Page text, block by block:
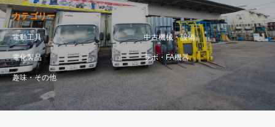
カテゴリー
電動工具 中古機械・設備
電化製品 ラボ・FA機器
趣味・その他